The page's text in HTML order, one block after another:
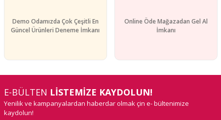
Demo Odamızda Çok Çeşitli En
Güncel Ürünleri Deneme İmkanı
Online Öde Mağazadan Gel Al
İmkanı
E-BÜLTEN LİSTEMİZE KAYDOLUN!
Yenilik ve kampanyalardan haberdar olmak çin e- bültenimize
kaydolun!